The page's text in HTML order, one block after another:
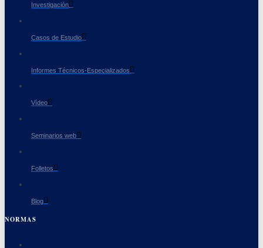
Investigación
Casos de Estudio
Informes Técnicos-Especializados
Vídeo
Seminarios web
Folletos
Blog
NORMAS